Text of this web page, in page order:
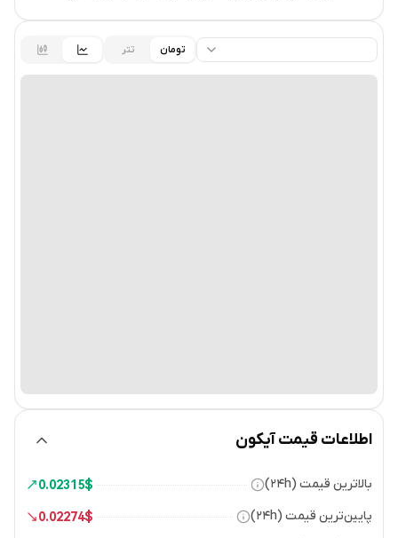
تومان تتر
اطلاعات قیمت آیکون
بالاترین قیمت (۲۴h) $
0.02315
پایین‌ترین قیمت (۲۴h) $
0.02274